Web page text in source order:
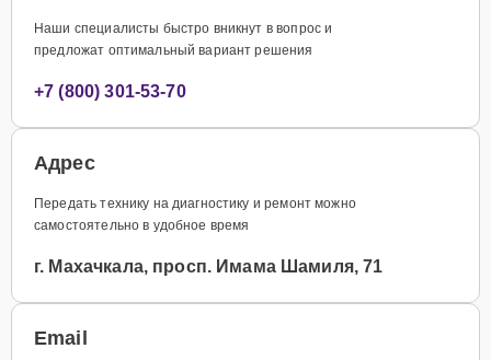
Наши специалисты быстро вникнут в вопрос и
предложат оптимальный вариант решения
+7 (800) 301-53-70
Адрес
Передать технику на диагностику и ремонт можно
самостоятельно в удобное время
г. Махачкала, просп. Имама Шамиля, 71
Email